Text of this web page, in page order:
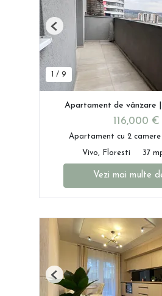
/ 9
Previous
Apartament de vânzare
116,000 €
Apartament cu 2
Vivo, Floresti 37
Vezi mai multe
Previous